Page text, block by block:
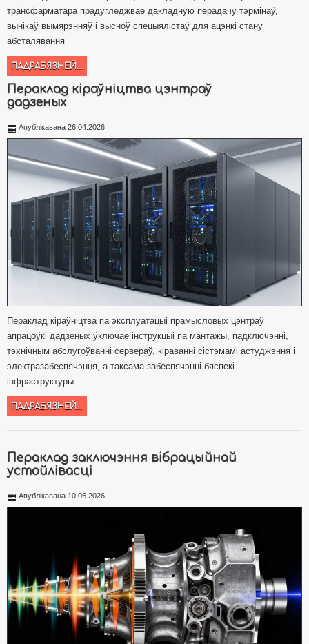
трансфарматара прадугледжвае дакладную перадачу тэрмінаў,
вынікаў вымярэнняў і высноў спецыялістаў для ацэнкі стану
абсталявання
ПАДРАБЯЗНЕЙ...
Пераклад кіраўніцтва цэнтраў
дадзеных
Апублікавана 26.04.2026
Пераклад кіраўніцтва па эксплуатацыі прамысловых цэнтраў
апрацоўкі дадзеных ўключае інструкцыі па мантажы, падключэнні,
тэхнічным абслугоўванні сервераў, кіраванні сістэмамі астуджэння і
электразабеспячэння, а таксама забеспячэнні бяспекі
інфраструктуры
ПАДРАБЯЗНЕЙ...
Пераклад заключэння вібрацыйнай
устойлівасці
Апублікавана 10.06.2026